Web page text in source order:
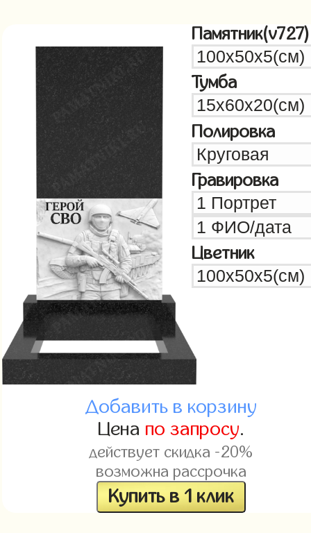
Памятник(v727)
Тумба
Полировка
Гравировка
Цветник
Добавить в корзину
Цена по запросу.
действует скидка -20%
возможна рассрочка
Купить в 1 клик